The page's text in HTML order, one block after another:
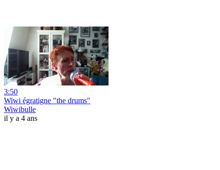
3:50
Wiwi égratigne "the drums"
Wiwibulle
il y a 4 ans